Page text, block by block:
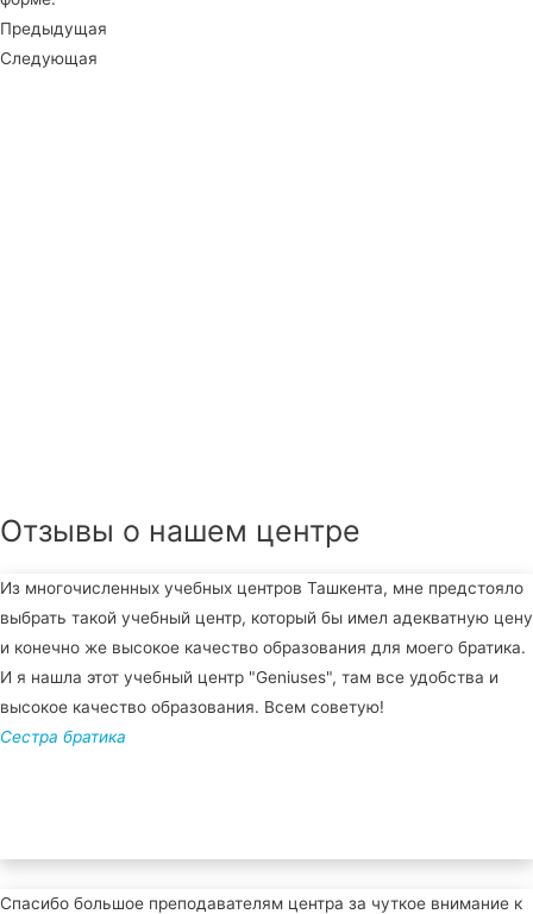
Предыдущая
Следующая
Отзывы о нашем центре
Из многочисленных учебных центров Ташкента, мне предстояло
выбрать такой учебный центр, который бы имел адекватную цену
и конечно же высокое качество образования для моего братика.
И я нашла этот учебный центр "Geniuses", там все удобства и
высокое качество образования. Всем советую!
Сестра братика
Спасибо большое преподавателям центра за чуткое внимание к